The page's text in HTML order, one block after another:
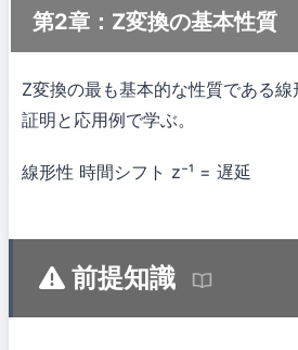
第2章：Z変換の基本性質
Z変換の最も基本的な性質である
証明と応用例で学ぶ。
線形性 時間シフト z⁻¹ = 遅延
前提知識